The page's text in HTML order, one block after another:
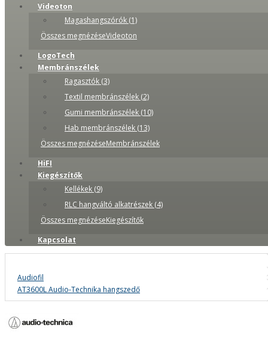
Videoton
Magashangszórók (1)
Összes megnézéseVideoton
LogoTech
Membránszélek
Ragasztók (3)
Textil membránszélek (2)
Gumi membránszélek (10)
Hab membránszélek (13)
Összes megnézéseMembránszélek
HiFI
Kiegészítők
Kellékek (9)
RLC hangváltó alkatrészek (4)
Összes megnézéseKiegészítők
Kapcsolat
Audiofil
AT3600L Audio-Technika hangszedő